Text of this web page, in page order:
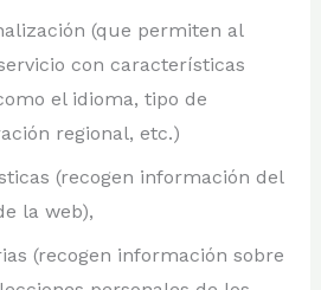
(que permiten al
con características
el idioma, tipo de
regional, etc.)
(recogen información del
la web),
(recogen información sobre